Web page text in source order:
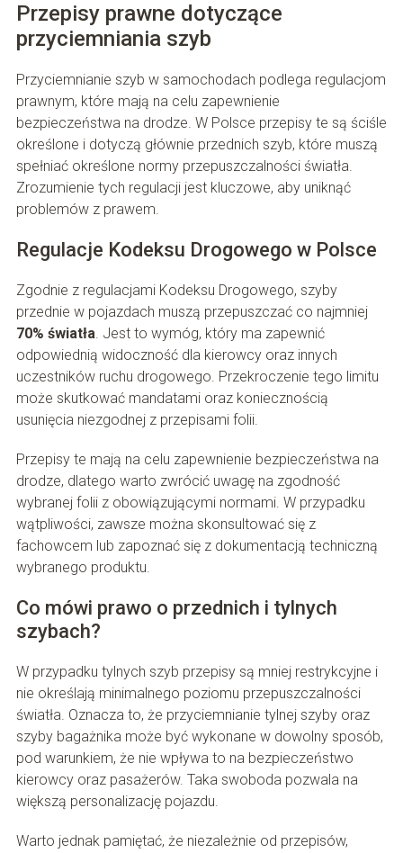
Przepisy prawne dotyczące
przyciemniania szyb
Przyciemnianie szyb w samochodach podlega regulacjom
prawnym, które mają na celu zapewnienie
bezpieczeństwa na drodze. W Polsce przepisy te są ściśle
określone i dotyczą głównie przednich szyb, które muszą
spełniać określone normy przepuszczalności światła.
Zrozumienie tych regulacji jest kluczowe, aby uniknąć
problemów z prawem.
Regulacje Kodeksu Drogowego w Polsce
Zgodnie z regulacjami Kodeksu Drogowego, szyby
przednie w pojazdach muszą przepuszczać co najmniej
70% światła. Jest to wymóg, który ma zapewnić
odpowiednią widoczność dla kierowcy oraz innych
uczestników ruchu drogowego. Przekroczenie tego limitu
może skutkować mandatami oraz koniecznością
usunięcia niezgodnej z przepisami folii.
Przepisy te mają na celu zapewnienie bezpieczeństwa na
drodze, dlatego warto zwrócić uwagę na zgodność
wybranej folii z obowiązującymi normami. W przypadku
wątpliwości, zawsze można skonsultować się z
fachowcem lub zapoznać się z dokumentacją techniczną
wybranego produktu.
Co mówi prawo o przednich i tylnych
szybach?
W przypadku tylnych szyb przepisy są mniej restrykcyjne i
nie określają minimalnego poziomu przepuszczalności
światła. Oznacza to, że przyciemnianie tylnej szyby oraz
szyby bagażnika może być wykonane w dowolny sposób,
pod warunkiem, że nie wpływa to na bezpieczeństwo
kierowcy oraz pasażerów. Taka swoboda pozwala na
większą personalizację pojazdu.
Warto jednak pamiętać, że niezależnie od przepisów,